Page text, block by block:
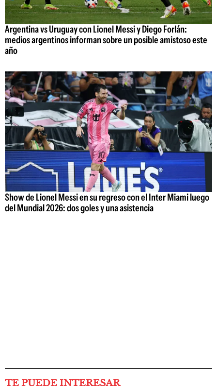
Argentina vs Uruguay con Lionel Messi y Diego Forlán:
medios argentinos informan sobre un posible amistoso este
año
Show de Lionel Messi en su regreso con el Inter Miami luego
del Mundial 2026: dos goles y una asistencia
TE PUEDE INTERESAR